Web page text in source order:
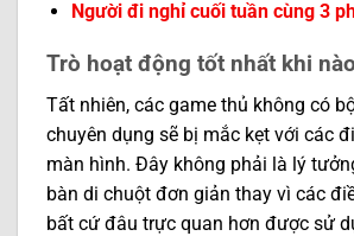
Người đi nghỉ cuối tuần cùng 3
Trò hoạt động tốt nhất khi
Tất nhiên, các game thủ không có
chuyên dụng sẽ bị mắc kẹt với các
màn hình. Đây không phải là lý
bàn di chuột đơn giản thay vì các
bất cứ đâu trực quan hơn được sử